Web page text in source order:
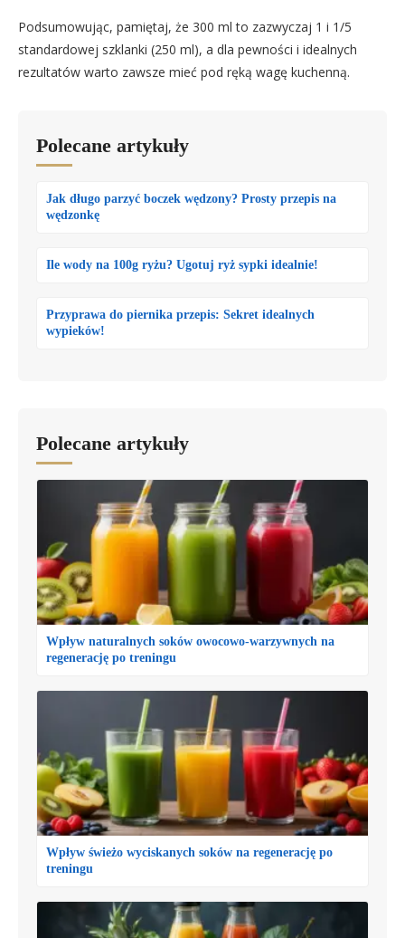
Podsumowując, pamiętaj, że 300 ml to zazwyczaj 1 i 1/5
standardowej szklanki (250 ml), a dla pewności i idealnych
rezultatów warto zawsze mieć pod ręką wagę kuchenną.
Polecane artykuły
Jak długo parzyć boczek wędzony? Prosty przepis na
wędzonkę
Ile wody na 100g ryżu? Ugotuj ryż sypki idealnie!
Przyprawa do piernika przepis: Sekret idealnych
wypieków!
Polecane artykuły
Wpływ naturalnych soków owocowo-warzywnych na
regenerację po treningu
Wpływ świeżo wyciskanych soków na regenerację po
treningu